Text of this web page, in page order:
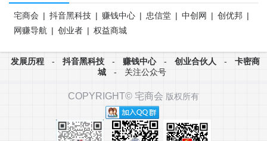
宅商会 | 抖音黑科技 | 赚钱中心 | 忠信堂 | 中创网 | 创优邦 |
网赚导航 | 创业者 | 权益商城
发展历程 - 抖音黑科技 - 赚钱中心 - 创业合伙人 -
卡密商
城
- 关注公众号
COPYRIGHT© 宅商会 版权所有